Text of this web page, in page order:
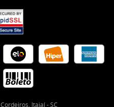
Cordeiros, Itajaí-SC